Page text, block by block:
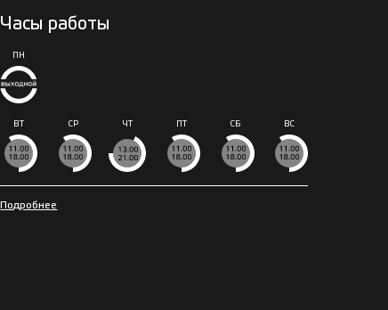
Часы работы
ПН
ВТ СР ЧТ СБ ВС
Подробнее